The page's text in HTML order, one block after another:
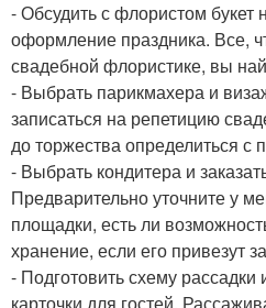
- Обсудить с флористом букет
оформление праздника. Все,
свадебной флористике, вы
- Выбрать парикмахера и
записаться на репетицию
до торжества определиться с
- Выбрать кондитера и
Предварительно уточните у
площадки, есть ли
хранение, если его привезут
- Подготовить схему